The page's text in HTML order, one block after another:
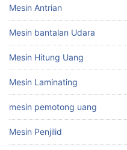
Mesin Antrian
Mesin bantalan Udara
Mesin Hitung Uang
Mesin Laminating
mesin pemotong uang
Mesin Penjilid